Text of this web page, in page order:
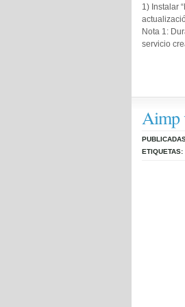
1) Instalar
Nota 1:
servicio
Aimp
ETIQUETAS: